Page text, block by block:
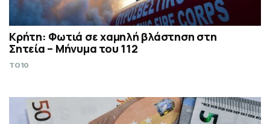
Κρήτη: Φωτιά σε χαμηλή βλάστηση στη
Σητεία – Μήνυμα του 112
TO10